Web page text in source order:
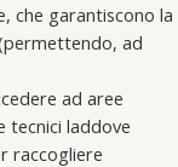
che garantiscono la
ad
ad aree
tecnici laddove
raccogliere